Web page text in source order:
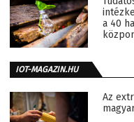
a 40
IOT-MAGAZIN.HU
Az